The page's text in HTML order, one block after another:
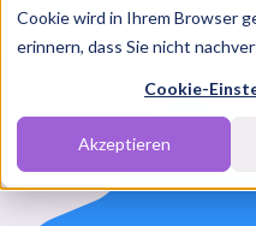
Cookie wird in Ihrem Browser
erinnern, dass Sie nicht
Cookie-
Akzeptieren